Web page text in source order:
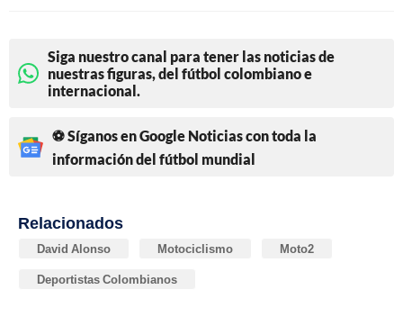
Siga nuestro canal para tener las noticias de
nuestras figuras, del fútbol colombiano e
internacional.
⚽ Síganos en Google Noticias con toda la
información del fútbol mundial
Relacionados
David Alonso Motociclismo Moto2
Deportistas Colombianos